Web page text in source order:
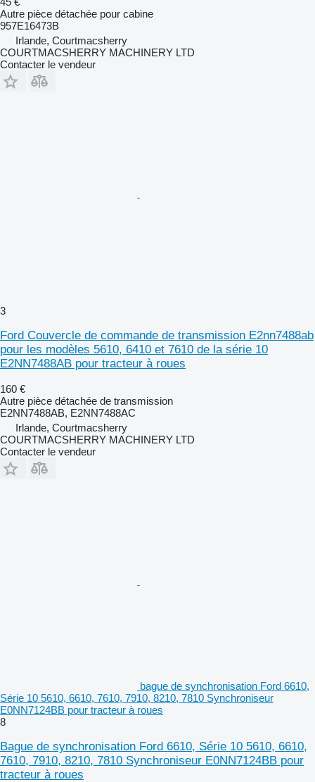
Autre pièce détachée pour cabine
957E16473B
Irlande, Courtmacsherry
COURTMACSHERRY MACHINERY LTD
Contacter le vendeur
3
Ford Couvercle de commande de transmission E2nn7488ab
pour les modèles 5610, 6410 et 7610 de la série 10
E2NN7488AB pour tracteur à roues
160 €
Autre pièce détachée de transmission
E2NN7488AB, E2NN7488AC
Irlande, Courtmacsherry
COURTMACSHERRY MACHINERY LTD
Contacter le vendeur
bague de synchronisation Ford 6610,
Série 10 5610, 6610, 7610, 7910, 8210, 7810 Synchroniseur
E0NN7124BB pour tracteur à roues
8
Bague de synchronisation Ford 6610, Série 10 5610, 6610,
7610, 7910, 8210, 7810 Synchroniseur E0NN7124BB pour
tracteur à roues